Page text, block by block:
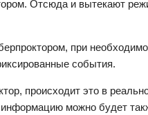
Отсюда и вытекают
при
события.
происходит это в
можно будет